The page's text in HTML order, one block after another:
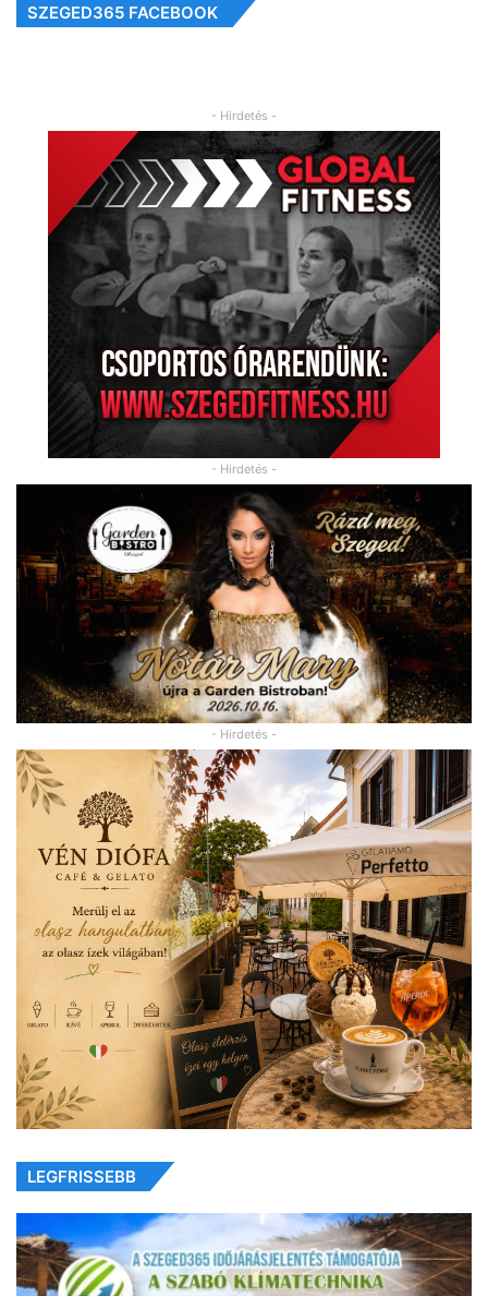
SZEGED365 FACEBOOK
- Hirdetés -
- Hirdetés -
- Hirdetés -
LEGFRISSEBB